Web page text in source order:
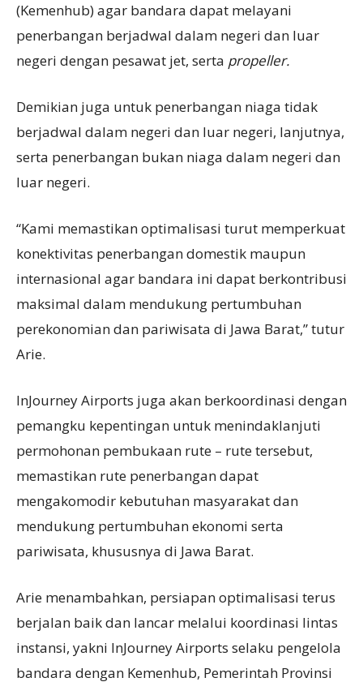
(Kemenhub) agar bandara dapat melayani
penerbangan berjadwal dalam negeri dan luar
negeri dengan pesawat jet, serta propeller.
Demikian juga untuk penerbangan niaga tidak
berjadwal dalam negeri dan luar negeri, lanjutnya,
serta penerbangan bukan niaga dalam negeri dan
luar negeri.
“Kami memastikan optimalisasi turut memperkuat
konektivitas penerbangan domestik maupun
internasional agar bandara ini dapat berkontribusi
maksimal dalam mendukung pertumbuhan
perekonomian dan pariwisata di Jawa Barat,” tutur
Arie.
InJourney Airports juga akan berkoordinasi dengan
pemangku kepentingan untuk menindaklanjuti
permohonan pembukaan rute – rute tersebut,
memastikan rute penerbangan dapat
mengakomodir kebutuhan masyarakat dan
mendukung pertumbuhan ekonomi serta
pariwisata, khususnya di Jawa Barat.
Arie menambahkan, persiapan optimalisasi terus
berjalan baik dan lancar melalui koordinasi lintas
instansi, yakni InJourney Airports selaku pengelola
bandara dengan Kemenhub, Pemerintah Provinsi